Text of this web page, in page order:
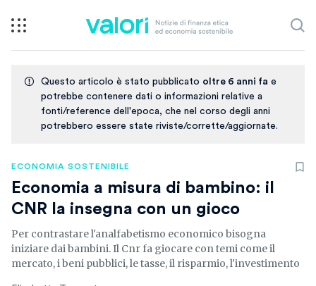
Questo articolo è stato pubblicato oltre 6 anni fa e
potrebbe contenere dati o informazioni relative a
fonti/reference dell'epoca, che nel corso degli anni
potrebbero essere state riviste/corrette/aggiornate.
ECONOMIA SOSTENIBILE
Economia a misura di bambino: il
CNR la insegna con un gioco
Per contrastare l'analfabetismo economico bisogna
iniziare dai bambini. Il Cnr fa giocare con temi come il
mercato, i beni pubblici, le tasse, il risparmio, l'investimento